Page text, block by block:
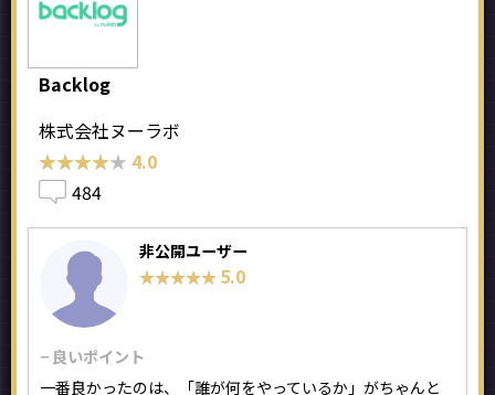
Backlog
株式会社ヌーラボ
★★★★★
★★★★★ 4.0
484
非公開ユーザー
★★★★★
★★★★★ 5.0
− 良いポイント
一番良かったのは、「誰が何をやっているか」がちゃんと